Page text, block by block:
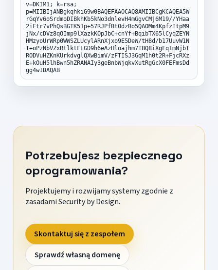
v=DKIM1; k=rsa;
p=MIIBIjANBgkqhkiG9w0BAQEFAAOCAQ8AMIIBCgKCAQEA5W
rGqYv6oSrdmoDIBkhKb5kNo3dnlevH4mGgvCMj6M19//YHaa
2iFtr7vPhQsBGTK51p+57RJPfBt0dzBo5QAOMm4KpfzItpM9
jNx/cDVz8qOImp9lXazkKOpJbC+cnYf+BqibTX65lCyqZEYN
HMzyoUrWRp0WWSZLUcylARnXjxo9E5DeW/tH8d/b17UuvW1N
T+oPzNbVZxRtlktFLGD9h6eAzHloajhm7TBQ8iXgFq1mNjbT
RODVuHZKnKUrkdvglQXwBimV/zFTISJ3GqM1h0t2R+FjcRXz
E+kOuH5lhBwn5hZRANAIy3geBnbWjqkvXutRgGcX0FEFmsDd
gg4wIDAQAB
Potrzebujesz bezpiecznego
oprogramowania?
Projektujemy i rozwijamy systemy zgodnie z
zasadami Security by Design.
Skontaktuj się z zespołem
Sprawdź własną domenę